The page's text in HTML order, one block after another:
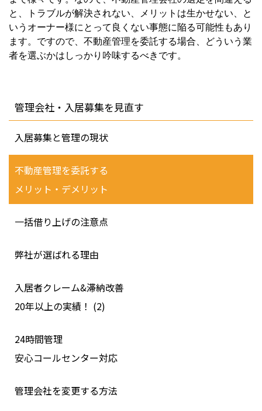
と、トラブルが解決されない、メリットは生かせない、と
いうオーナー様にとって良くない事態に陥る可能性もあり
ます。ですので、不動産管理を委託する場合、どういう業
者を選ぶかはしっかり吟味するべきです。
管理会社・入居募集を見直す
入居募集と管理の現状
不動産管理を委託する
メリット・デメリット
一括借り上げの注意点
弊社が選ばれる理由
入居者クレーム&滞納改善
20年以上の実績！ (2)
24時間管理
安心コールセンター対応
管理会社を変更する方法